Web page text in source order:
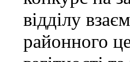
відділу
районного